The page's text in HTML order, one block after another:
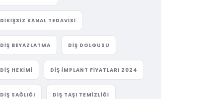
DIKIŞSIZ KANAL TEDAVISI
DIŞ BEYAZLATMA DIŞ DOLGUSU
DIŞ HEKIMI DIŞ IMPLANT FIYATLARI 2024
DIŞ SAĞLIĞI DIŞ TAŞI TEMIZLIĞI